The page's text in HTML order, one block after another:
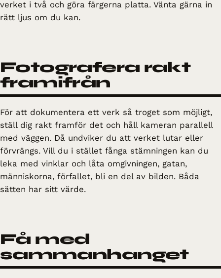
verket i två och göra färgerna platta. Vänta gärna in
rätt ljus om du kan.
Fotografera rakt
framifrån
För att dokumentera ett verk så troget som möjligt,
ställ dig rakt framför det och håll kameran parallell
med väggen. Då undviker du att verket lutar eller
förvrängs. Vill du i stället fånga stämningen kan du
leka med vinklar och låta omgivningen, gatan,
människorna, förfallet, bli en del av bilden. Båda
sätten har sitt värde.
Få med
sammanhanget